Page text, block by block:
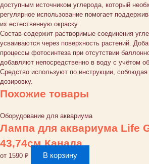
доступным источником углерода, который
регулярное использование помогает
их естественную окраску.
Состав содержит растворимые соединения
усваиваются через поверхность растений.
процессы фотосинтеза при отсутствии
добавляют непосредственно в воду с учётом
Средство используют по инструкции,
дозировку.
Похожие товары
Оборудование для аквариума
Лампа для аквариума Life
43,74см Канада
от 1590 ₽ В корзину